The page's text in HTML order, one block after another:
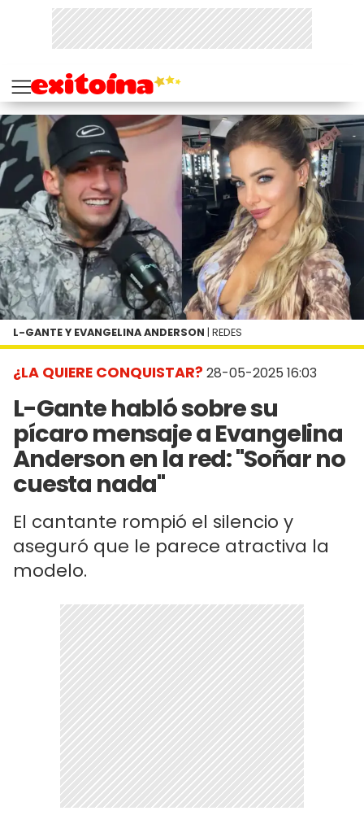
¿LA QUIERE CONQUISTAR? 28-05-2025 16:03
L-Gante habló sobre su
pícaro mensaje a Evangelina
Anderson en la red: "Soñar no
cuesta nada"
El cantante rompió el silencio y
aseguró que le parece atractiva la
modelo.
L-GANTE Y EVANGELINA ANDERSON | REDES